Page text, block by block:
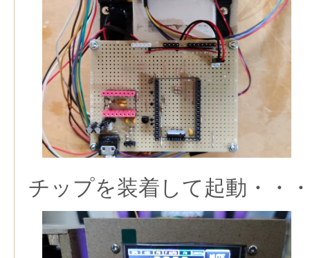
チップを装着して起動・・